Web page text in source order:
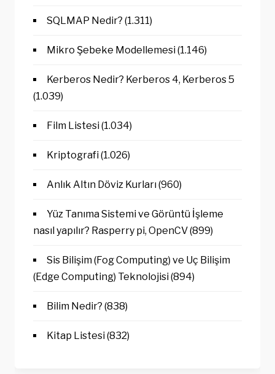
SQLMAP Nedir? (1.311)
Mikro Şebeke Modellemesi(1.146)
Kerberos Nedir? Kerberos 4, Kerberos 5
(1.039)
Film Listesi(1.034)
Kriptografi(1.026)
Anlık Altın Döviz Kurları(960)
Yüz Tanıma Sistemi ve Görüntü İşleme
nasıl yapılır? Rasperry pi, OpenCV(899)
Sis Bilişim (Fog Computing) ve Uç Bilişim
(Edge Computing) Teknolojisi(894)
Bilim Nedir? (838)
Kitap Listesi(832)